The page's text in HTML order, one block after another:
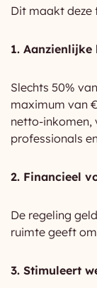
Dit maakt deze
1.
Slechts 50%
maximum van
netto-inkomen,
professionals
2. Financieel
De regeling
ruimte geeft
3. Stimuleert